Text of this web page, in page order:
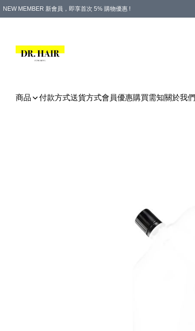
NEW MEMBER 新會員，即享首次 5% 購物優惠 !
商品 付款方式送貨方式會員優惠購買需知關於我們